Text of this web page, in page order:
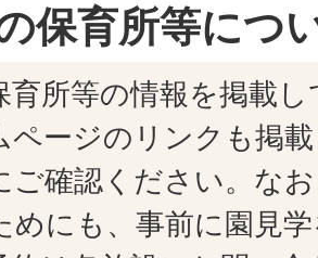
保育所等につ
育所等の情報を掲載
ページのリンクも掲
ご確認ください。な
めにも、事前に園見